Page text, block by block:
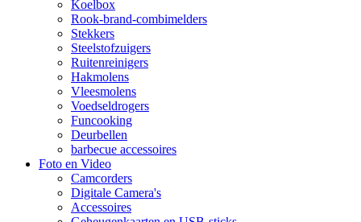
Koelbox
Rook-brand-combimelders
Stekkers
Steelstofzuigers
Ruitenreinigers
Hakmolens
Vleesmolens
Voedseldrogers
Funcooking
Deurbellen
barbecue accessoires
Foto en Video
Camcorders
Digitale Camera's
Accessoires